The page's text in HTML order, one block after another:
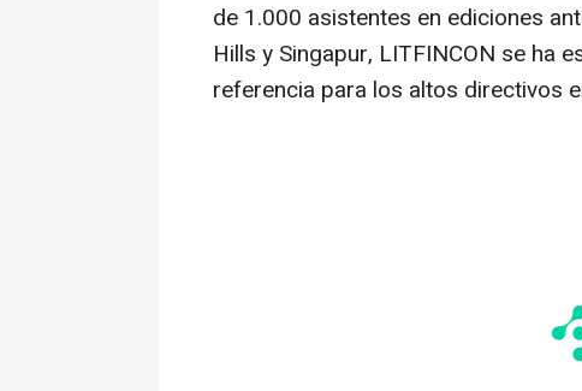
de 1.000 asistentes en ediciones
Hills y Singapur, LITFINCON se ha
referencia para los altos directivos